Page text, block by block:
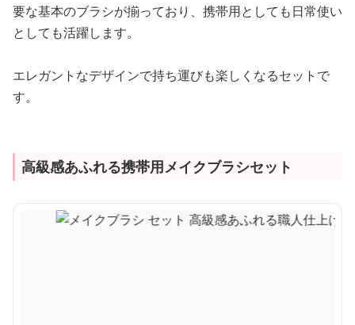
要な基本のブラシが揃っており、携帯用としても日常使い
としても活躍します。
エレガントなデザインで持ち運びも楽しくなるセットで
す。
高級感あふれる携帯用メイクブラシセット